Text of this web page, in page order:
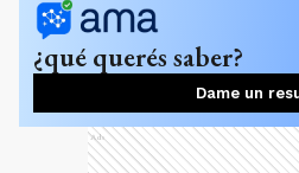
¿qué querés saber?
Dame un
Ads